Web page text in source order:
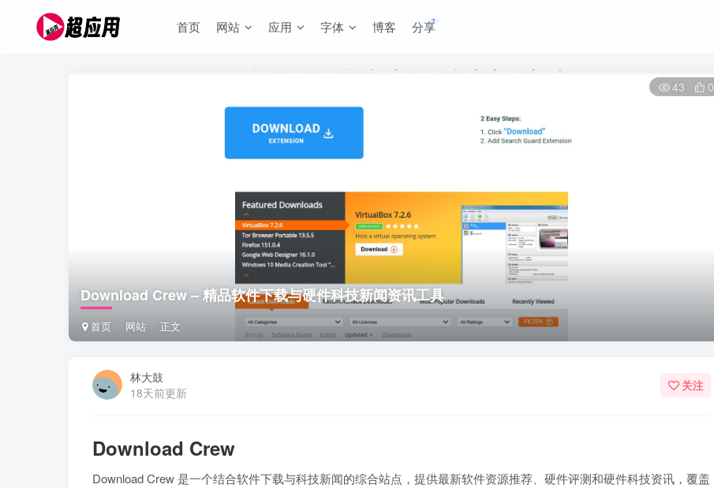
首页 网站 应用 字体 博客 分享
Download Crew – 精品软件下载与硬件科技新闻资讯工具
首页 网站 正文
43 0
林大鼓
18天前更新
关注
Download Crew
Download Crew 是一个结合软件下载与科技新闻的综合站点，提供最新软件资源推荐、硬件评测和硬件科技资讯，覆盖